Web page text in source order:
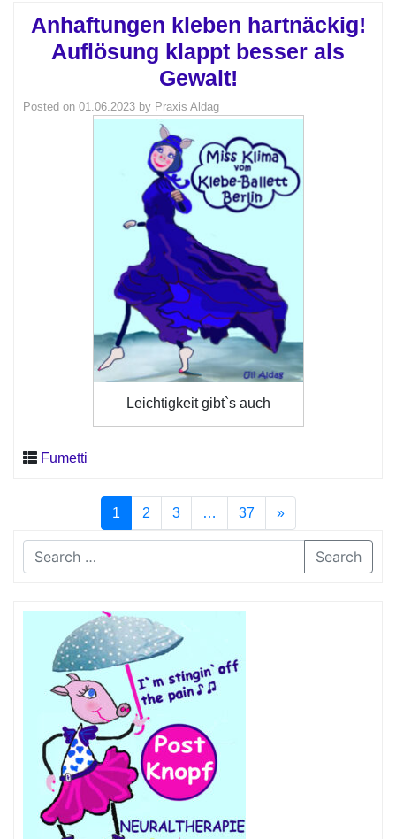
Anhaftungen kleben hartnäckig!
Auflösung klappt besser als
Gewalt!
Posted on 01.06.2023 by Praxis Aldag
Leichtigkeit gibt`s auch
Fumetti
1 2 3 … 37 »
Search